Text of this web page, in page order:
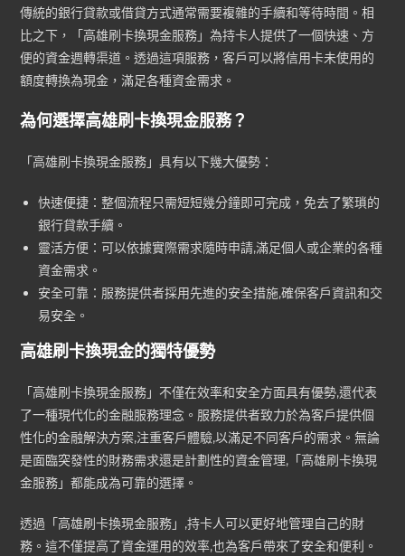
傳統的銀行貸款或借貸方式通常需要複雜的手續和等待時間。相
比之下，「高雄刷卡換現金服務」為持卡人提供了一個快速、方
便的資金週轉渠道。透過這項服務，客戶可以將信用卡未使用的
額度轉換為現金，滿足各種資金需求。
為何選擇高雄刷卡換現金服務？
「高雄刷卡換現金服務」具有以下幾大優勢：
快速便捷：整個流程只需短短幾分鐘即可完成，免去了繁瑣的
銀行貸款手續。
靈活方便：可以依據實際需求隨時申請,滿足個人或企業的各種
資金需求。
安全可靠：服務提供者採用先進的安全措施,確保客戶資訊和交
易安全。
高雄刷卡換現金的獨特優勢
「高雄刷卡換現金服務」不僅在效率和安全方面具有優勢,還代表
了一種現代化的金融服務理念。服務提供者致力於為客戶提供個
性化的金融解決方案,注重客戶體驗,以滿足不同客戶的需求。無論
是面臨突發性的財務需求還是計劃性的資金管理,「高雄刷卡換現
金服務」都能成為可靠的選擇。
透過「高雄刷卡換現金服務」,持卡人可以更好地管理自己的財
務。這不僅提高了資金運用的效率,也為客戶帶來了安全和便利。